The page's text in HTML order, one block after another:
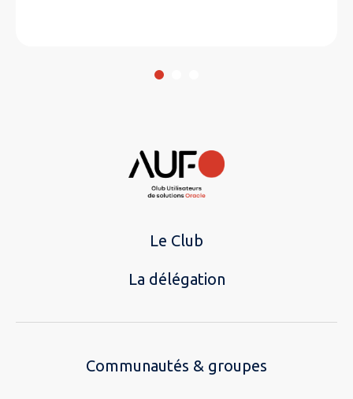
Le Club
La délégation
Communautés & groupes